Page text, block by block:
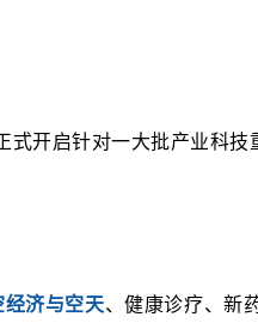
式开启针对一大批产业科技
济与空天、健康诊疗、新